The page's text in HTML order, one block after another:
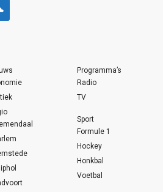
Programma’s
Radio
TV
Sport
Formule 1
Hockey
Honkbal
Voetbal